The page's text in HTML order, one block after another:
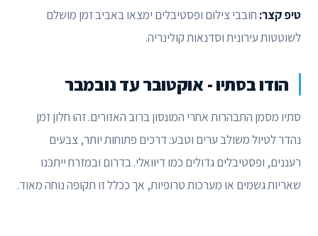
טיפ קצר: חובבי צילום ופסטיבלים ימצאו באביב זמן מושלם
לשוטטות עירונית וסדנאות קולינריה.
הודו בסתיו - אוקטובר עד נובמבר
סתיו מסמן התבהרות אחרי המונסון ברוב האזורים. זהו חלון זמן
נהדר לטיול משולב ערים וטבע: דרכים פתוחות יותר, צבעים
רעננים, ופסטיבלים גדולים כמו דיוואלי. בדרום ובמזרח ייתכנו
שאריות גשמים או מערכות טרופיות, אך ככלל זו תקופה נוחה מאוד.